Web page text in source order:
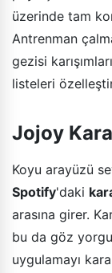
üzerinde tam
Antrenman
gezisi
listeleri
Jojoy
Koyu arayüzü
Spotify'daki
arasına girer.
bu da göz
uygulamayı